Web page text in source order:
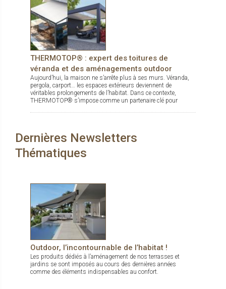
THERMOTOP® : expert des toitures de
véranda et des aménagements outdoor
Aujourd’hui, la maison ne s’arrête plus à ses murs. Véranda,
pergola, carport… les espaces extérieurs deviennent de
véritables prolongements de l’habitat. Dans ce contexte,
THERMOTOP® s’impose comme un partenaire clé pour
Dernières Newsletters
Thématiques
Outdoor, l’incontournable de l’habitat !
Les produits dédiés à l’aménagement de nos terrasses et
jardins se sont imposés au cours des dernières années
comme des éléments indispensables au confort.